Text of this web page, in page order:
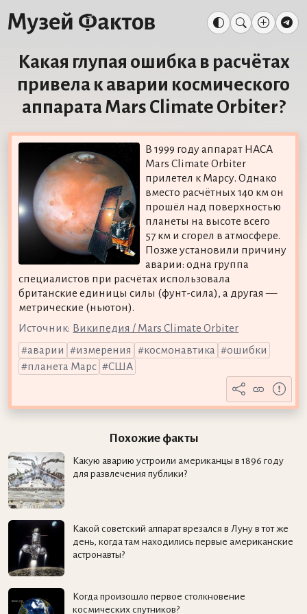
Какая глупая ошибка в расчётах
привела к аварии космического
аппарата Mars Climate Orbiter?
В 1999 году аппарат НАСА
Mars Climate Orbiter
прилетел к Марсу. Однако
вместо расчётных 140 км он
прошёл над поверхностью
планеты на высоте всего
57 км и сгорел в атмосфере.
Позже установили причину
аварии: одна группа
специалистов при расчётах использовала
британские единицы силы (фунт-сила), а другая —
метрические (ньютон).
Источник: Википедия / Mars Climate Orbiter
аварии
измерения космонавтика
ошибки
планета Марс
США
Похожие факты
Какую аварию устроили американцы в 1896 году
для развлечения публики?
Какой советский аппарат врезался в Луну в тот же
день, когда там находились первые американские
астронавты?
Когда произошло первое столкновение
космических спутников?